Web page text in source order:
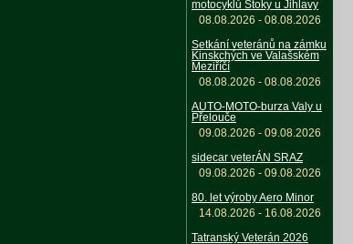
motocyklů Štoky u Jihlavy
08.08.2026 - 08.08.2026
Setkání veteránů na zámku
Kinskchých ve Valašském
Meziříčí
08.08.2026 - 08.08.2026
AUTO-MOTO-burza Valy u
Přelouče
09.08.2026 - 09.08.2026
sidecar veterÁN SRAZ
09.08.2026 - 09.08.2026
80. let výroby Aero Minor
14.08.2026 - 16.08.2026
Tatranský Veterán 2026